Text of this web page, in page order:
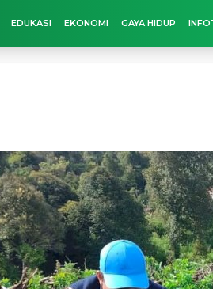
EDUKASI EKONOMI GAYA HIDUP